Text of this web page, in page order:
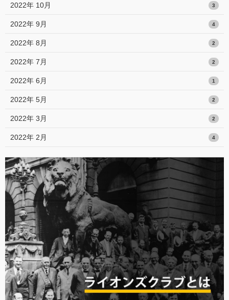
2022年 10月 3
2022年 9月 4
2022年 8月 2
2022年 7月 2
2022年 6月 1
2022年 5月 2
2022年 3月 2
2022年 2月 4